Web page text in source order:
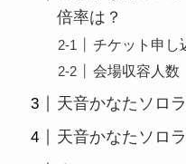
倍率は？
チケット申し
会場収容人数
天音かなたソロ
天音かなたソロ